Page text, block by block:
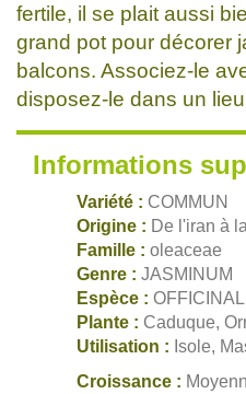
fertile, il se plait aussi
grand pot pour décorer
balcons. Associez-le
disposez-le dans un
Informations
Variété : COMMUN
Origine : De l'iran à
Famille : oleaceae
Genre : JASMINUM
Espèce :
Plante : Caduque,
Utilisation : Isole,
Croissance :